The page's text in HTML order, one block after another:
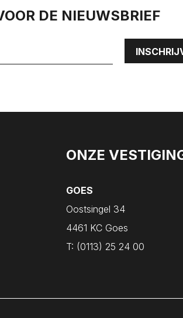
DE NIEUWSBRIEF
ONZE
GOES
Oostsingel 34
4461 KC Goes
T: (0113) 25 24 00